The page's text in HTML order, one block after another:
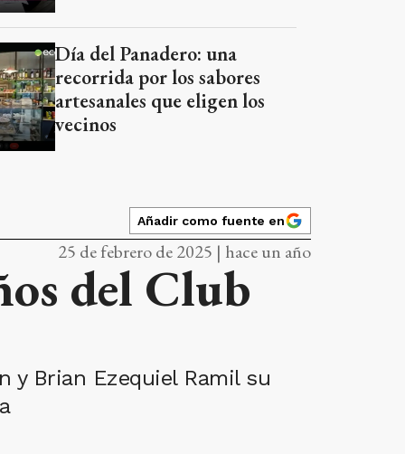
Día del Panadero: una
recorrida por los sabores
artesanales que eligen los
vecinos
Añadir como fuente en
25 de febrero de 2025 | hace un año
del Club
y Brian Ezequiel Ramil su